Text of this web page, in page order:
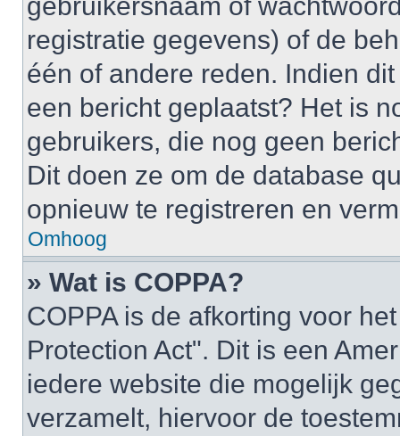
registratie gegevens) of de
één of andere reden. Indien
een bericht geplaatst? Het is
gebruikers, die nog geen
Dit doen ze om de database
opnieuw te registreren en
Omhoog
» Wat is COPPA?
COPPA is de afkorting voor
Protection Act". Dit is een
iedere website die mogelijk
verzamelt, hiervoor de